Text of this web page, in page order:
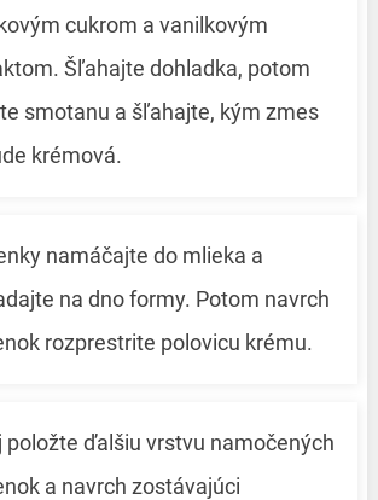
cukrom a vanilkovým
Šľahajte dohladka, potom
smotanu a šľahajte, kým zmes
krémová.
namáčajte do mlieka a
na dno formy. Potom navrch
rozprestrite polovicu krému.
položte ďalšiu vrstvu namočených
a navrch zostávajúci